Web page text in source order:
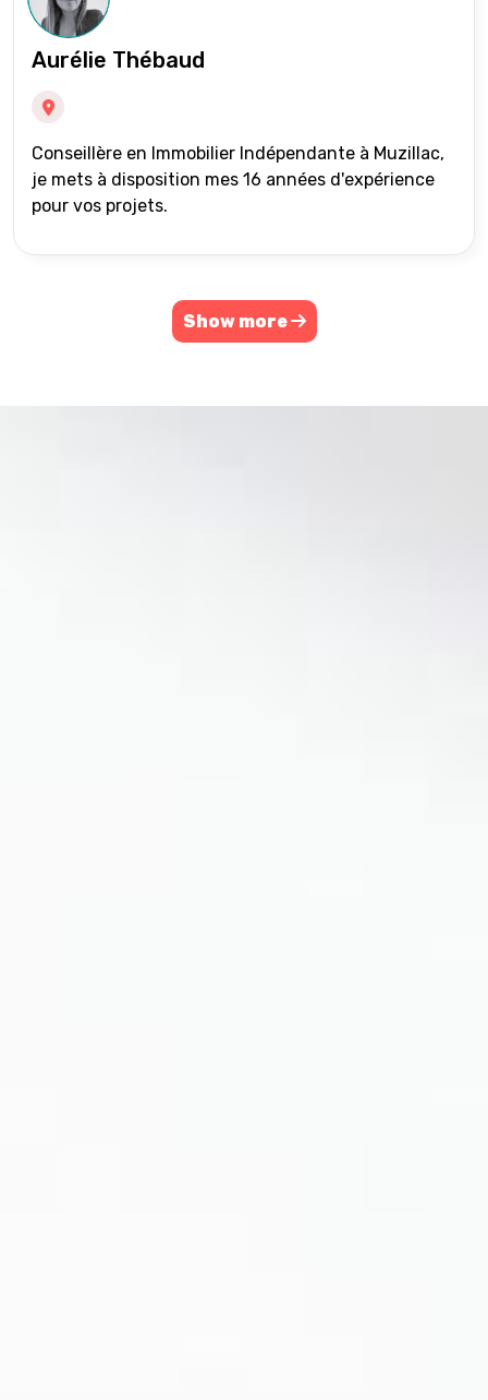
Aurélie Thébaud
Conseillère en Immobilier Indépendante à Muzillac,
je mets à disposition mes 16 années d'expérience
pour vos projets.
Show more